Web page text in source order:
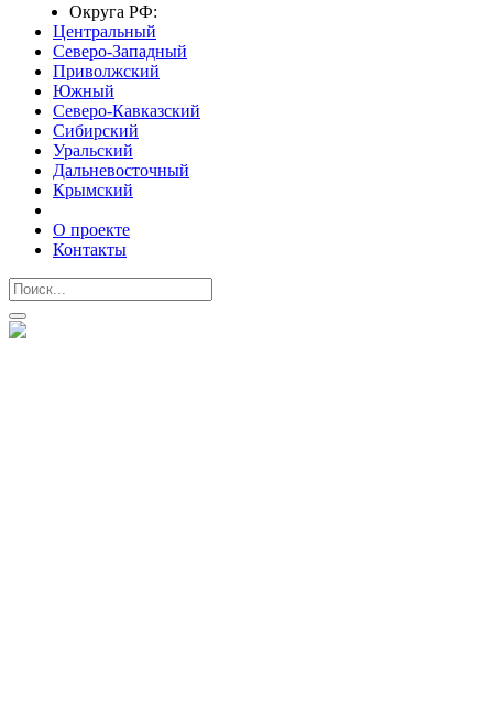
Округа РФ:
Центральный
Северо-Западный
Приволжский
Южный
Северо-Кавказский
Сибирский
Уральский
Дальневосточный
Крымский
О проекте
Контакты